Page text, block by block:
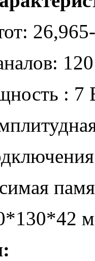
120
: 7